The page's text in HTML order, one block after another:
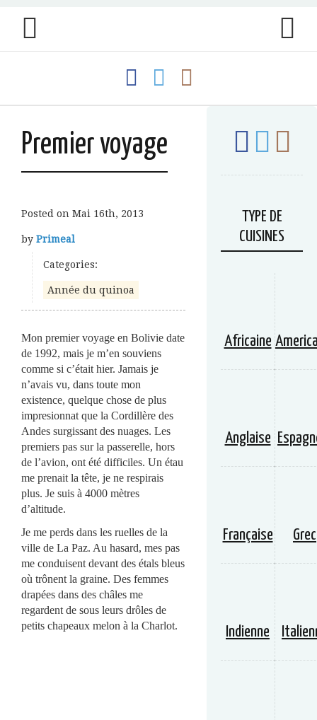
Premier voyage
Posted on Mai 16th, 2013
by Primeal
Categories:
Année du quinoa
Mon premier voyage en Bolivie date
de 1992, mais je m’en souviens
comme si c’était hier. Jamais je
n’avais vu, dans toute mon
existence, quelque chose de plus
impresionnat que la Cordillère des
Andes surgissant des nuages. Les
premiers pas sur la passerelle, hors
de l’avion, ont été difficiles. Un étau
me prenait la tête, je ne respirais
plus. Je suis à 4000 mètres
d’altitude.
Je me perds dans les ruelles de la
ville de La Paz. Au hasard, mes pas
me conduisent devant des étals bleus
où trônent la graine. Des femmes
drapées dans des châles me
regardent de sous leurs drôles de
petits chapeaux melon à la Charlot.
TYPE DE
CUISINES
Africaine
Anglaise
Française Grec
Indienne